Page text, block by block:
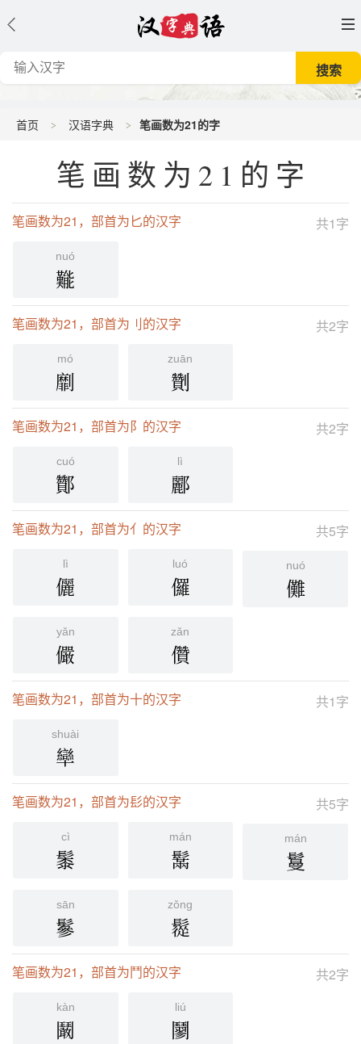
首页 汉语字典 笔画数为21的字
笔画数为21的字
共1字
笔画数为21，部首为匕的汉字
nuó
㔮
共2字
笔画数为21，部首为刂的汉字
mó
劘
zuān
劗
共2字
笔画数为21，部首为阝的汉字
cuó
酇
lì
酈
共5字
笔画数为21，部首为亻的汉字
lì
儷
luó
儸
nuó
儺
yǎn
儼
zǎn
儹
共1字
笔画数为21，部首为十的汉字
shuài
卛
共5字
笔画数为21，部首为髟的汉字
cì
䰍
mán
鬗
mán
鬘
sān
鬖
zǒng
䰌
共2字
笔画数为21，部首为鬥的汉字
kàn
鬫
liú
䰘